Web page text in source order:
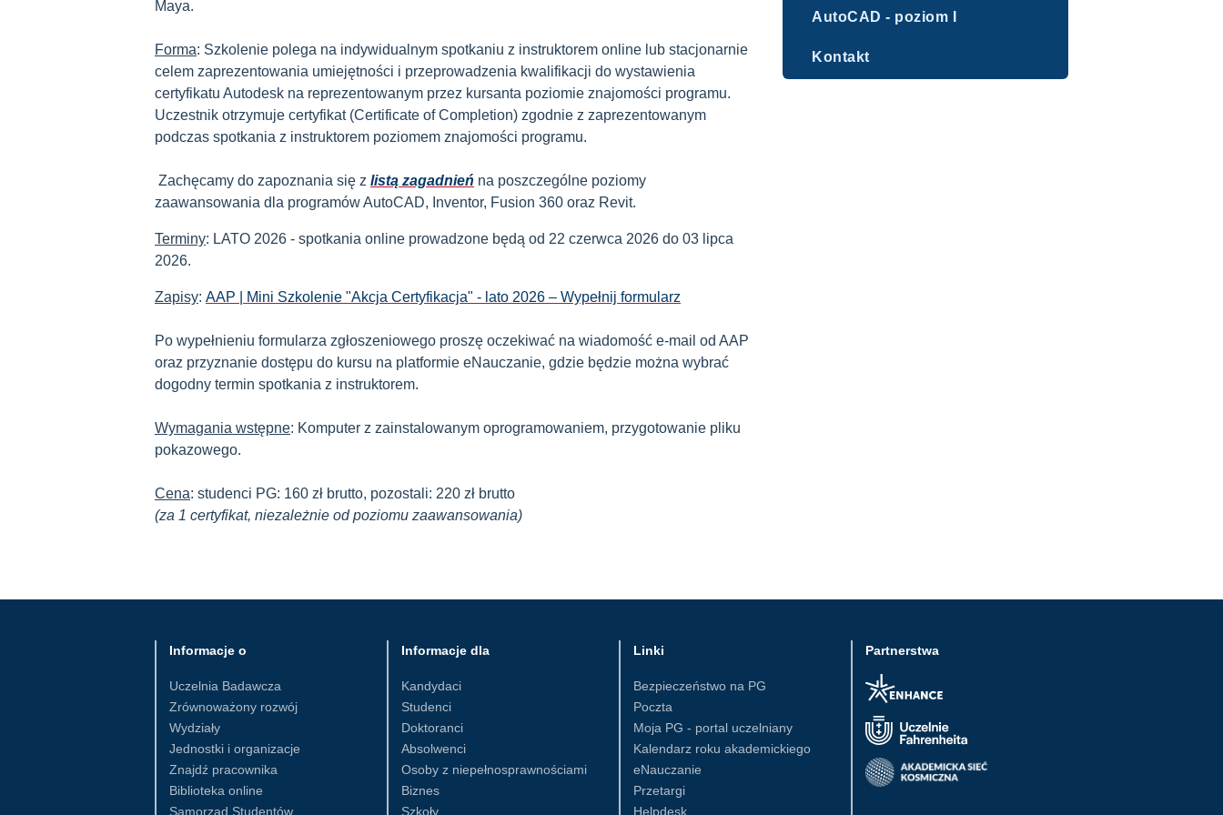
AutoCAD - poziom I
Kontakt
Maya.
Forma: Szkolenie polega na indywidualnym spotkaniu z instruktorem online lub stacjonarnie
celem zaprezentowania umiejętności i przeprowadzenia kwalifikacji do wystawienia
certyfikatu Autodesk na reprezentowanym przez kursanta poziomie znajomości programu.
Uczestnik otrzymuje certyfikat (Certificate of Completion) zgodnie z zaprezentowanym
podczas spotkania z instruktorem poziomem znajomości programu.
Zachęcamy do zapoznania się z listą zagadnień na poszczególne poziomy
zaawansowania dla programów AutoCAD, Inventor, Fusion 360 oraz Revit.
Terminy: LATO 2026 - spotkania online prowadzone będą od 22 czerwca 2026 do 03 lipca
2026.
Zapisy: AAP | Mini Szkolenie "Akcja Certyfikacja" - lato 2026 – Wypełnij formularz
Po wypełnieniu formularza zgłoszeniowego proszę oczekiwać na wiadomość e-mail od AAP
oraz przyznanie dostępu do kursu na platformie eNauczanie, gdzie będzie można wybrać
dogodny termin spotkania z instruktorem.
Wymagania wstępne: Komputer z zainstalowanym oprogramowaniem, przygotowanie pliku
pokazowego.
Cena: studenci PG: 160 zł brutto, pozostali: 220 zł brutto
(za 1 certyfikat, niezależnie od poziomu zaawansowania)
Partnerstwa
Informacje o
Uczelnia Badawcza
Zrównoważony rozwój
Wydziały
Jednostki i organizacje
Znajdź pracownika
Biblioteka online
Samorząd Studentów
Informacje dla
Kandydaci
Studenci
Doktoranci
Absolwenci
Osoby z niepełnosprawnościami
Biznes
Szkoły
Linki
Bezpieczeństwo na PG
Poczta
Moja PG - portal uczelniany
Kalendarz roku akademickiego
eNauczanie
Przetargi
Helpdesk